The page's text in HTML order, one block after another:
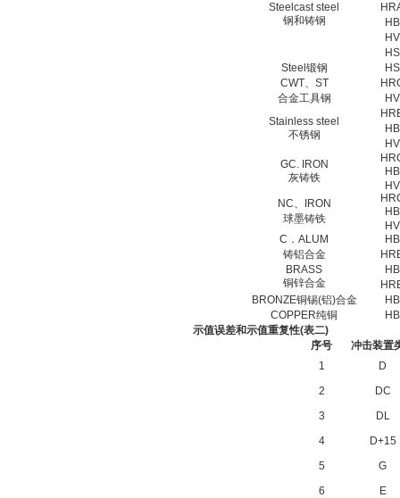
Steelcast steel
钢和铸钢
HB
HV
HS
Steel锻钢
HS
CWT、ST
合金工具钢
HV
Stainless steel
不锈钢
HB
HV
GC. IRON
灰铸铁
HB
HV
NC、IRON
球墨铸铁
HB
HV
C．ALUM
铸铝合金
HB
BRASS
铜锌合金
HB
BRONZE铜锡(铝)合金
HB
COPPER纯铜
HB
示值误差和示值重复性(表二)
序号
冲击装置
1
D
2
DC
3
DL
4
D+15
5
G
6
E